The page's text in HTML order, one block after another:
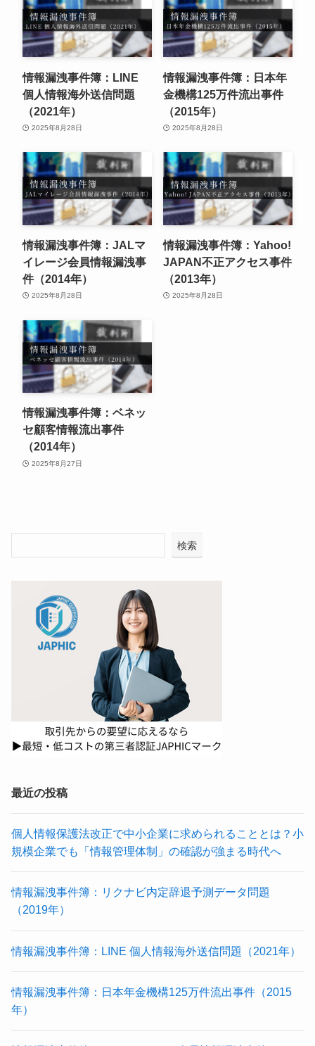
情報漏洩事件簿：LINE
個人情報海外送信問題
（2021年）
2025年8月28日
情報漏洩事件簿：日本年
金機構125万件流出事件
（2015年）
2025年8月28日
情報漏洩事件簿：JALマ
イレージ会員情報漏洩事
件（2014年）
2025年8月28日
情報漏洩事件簿：Yahoo!
JAPAN不正アクセス事件
（2013年）
2025年8月28日
情報漏洩事件簿：ベネッ
セ顧客情報流出事件
（2014年）
2025年8月27日
検索
最近の投稿
個人情報保護法改正で中小企業に求められることとは？小
規模企業でも「情報管理体制」の確認が強まる時代へ
情報漏洩事件簿：リクナビ内定辞退予測データ問題
（2019年）
情報漏洩事件簿：LINE 個人情報海外送信問題（2021年）
情報漏洩事件簿：日本年金機構125万件流出事件（2015
年）